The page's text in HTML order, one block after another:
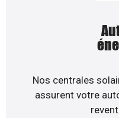
Nos centrales
assurent votre